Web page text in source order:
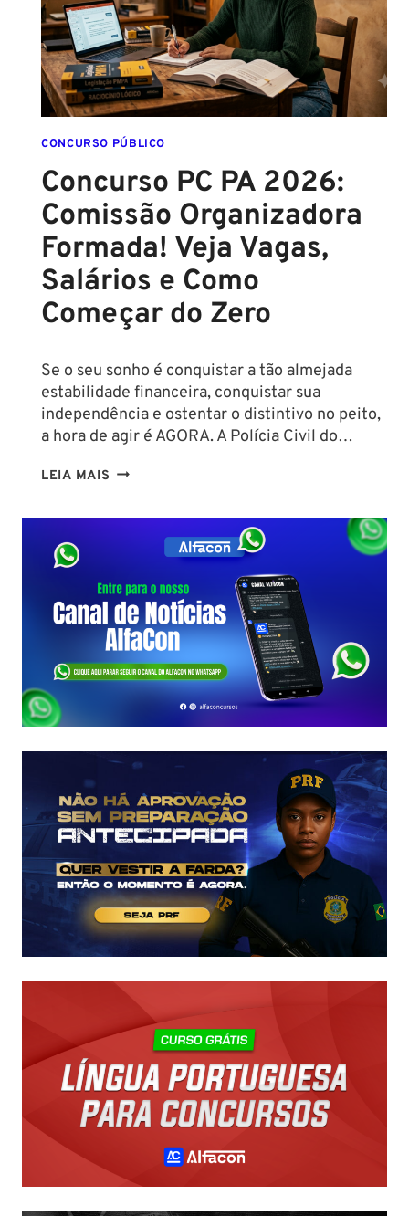
ASSINADO
E
EDITAL
É
IMINENTE!
SALÁRIOS
CHEGAM
R$
43
CONCURSO PÚBLICO
Concurso PC PA 2026:
Comissão Organizadora
Formada! Veja Vagas,
Salários e Como
Começar do Zero
Se o seu sonho é conquistar a tão almejada
estabilidade financeira, conquistar sua
independência e ostentar o distintivo no peito,
a hora de agir é AGORA. A Polícia Civil do…
LEIA MAIS CONCURSO
PA
COMISSÃO
ORGANIZADORA
FORMADA!
VEJA
VAGAS,
SALÁRIOS
DO